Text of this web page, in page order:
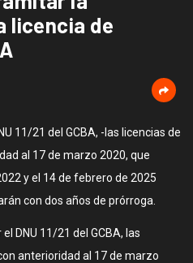
licencia de
11/21 del GCBA, -las licencias de
al 17 de marzo 2020, que
y el 14 de febrero de 2025
con dos años de prórroga.
DNU 11/21 del GCBA, las
anterioridad al 17 de marzo